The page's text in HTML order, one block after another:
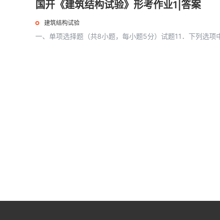
国开《建筑结构试验》形考作业1|答案
建筑结构试验
一、单项选择题（共8小题，每小题5分）试题11．下列选项